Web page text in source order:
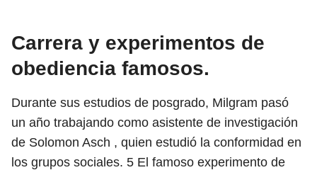
Carrera y experimentos de
obediencia famosos.
Durante sus estudios de posgrado, Milgram pasó
un año trabajando como asistente de investigación
de Solomon Asch , quien estudió la conformidad en
los grupos sociales. 5 El famoso experimento de